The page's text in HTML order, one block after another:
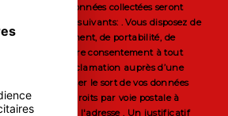
message. Les données collectées seront
destinataires suivants: . Vous disposez de
d’effacement, de portabilité, de
de retrait de votre consentement à tout
une réclamation auprès d’une
que d’organiser le sort de vos données
exercer ces droits par voie postale à
électronique à l'adresse . Un justificatif